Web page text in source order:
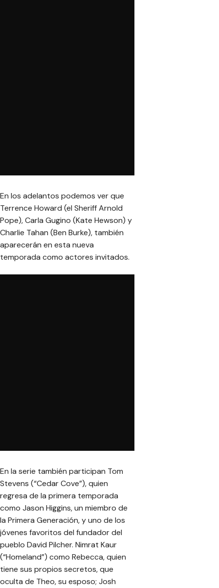
En los adelantos podemos ver que
Terrence Howard (el Sheriff Arnold
Pope), Carla Gugino (Kate Hewson) y
Charlie Tahan (Ben Burke), también
aparecerán en esta nueva
temporada como actores invitados.
En la serie también participan Tom
Stevens (“Cedar Cove”), quien
regresa de la primera temporada
como Jason Higgins, un miembro de
la Primera Generación, y uno de los
jóvenes favoritos del fundador del
pueblo David Pilcher. Nimrat Kaur
(“Homeland”) como Rebecca, quien
tiene sus propios secretos, que
oculta de Theo, su esposo; Josh